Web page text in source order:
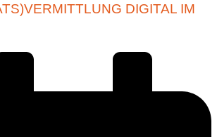
DIGITAL IM